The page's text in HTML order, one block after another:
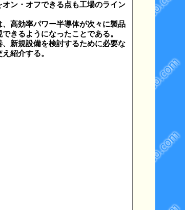
ン・オフできる点も工場のライン
高効率パワー半導体が次々に製品
きるようになったことである。
新規設備を検討するために必要な
紹介する。